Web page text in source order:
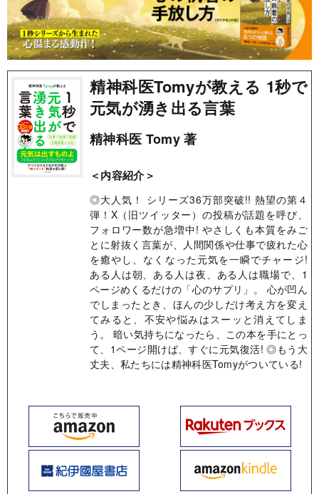
精神科医Tomyが教える 1秒で
元気が湧き出る言葉
精神科医 Tomy 著
＜内容紹介＞
◎大人気！ シリーズ36万部突破!! 熱望の第４
弾！ ​X（旧ツイッター）の投稿が話題を呼び、
フォロワー数が急増中! やさしくも本質をみご
とに射抜く言葉が、人間関係や仕事で疲れた心
を癒やし、なくなった元気を一瞬でチャージ!
ある人は朝、ある人は夜、ある人は職場で、1
ページめくるだけの「心のサプリ」。 心が凹ん
でしまったとき、ほんの少しだけ考え方を変え
てみると、不安や悩みはスーッと消えてしま
う。 暗い気持ちになったら、この本を手にとっ
て、1ページ開けば、すぐに元気復活! ◎もう大
丈夫、私たちには精神科医Tomyがついている!